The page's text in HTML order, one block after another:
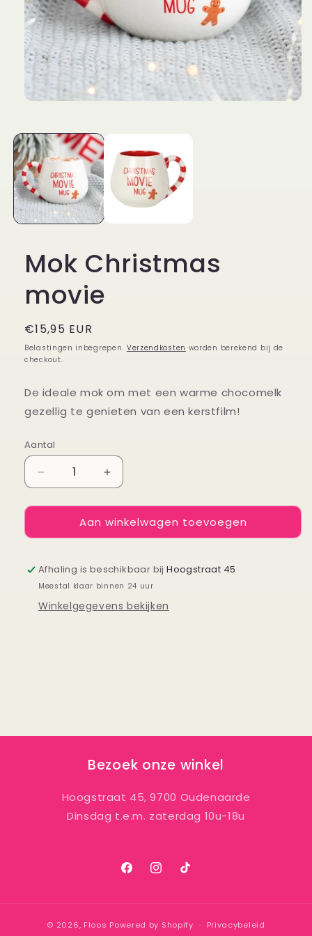
in
modaal
Mok Christmas
movie
Normale
prijs
€15,95 EUR
Belastingen inbegrepen. Verzendkosten worden berekend bij de
checkout.
De ideale mok om met een warme chocomelk
gezellig te genieten van een kerstfilm!
Aantal
Aantal
Aantal
verlagen
voor
Christmas
Aantal
verhogen
voor
Mok
Christmas
Aan winkelwagen toevoegen
Afhaling is beschikbaar bijHoogstraat 45
Meestal klaar binnen 24 uur
Winkelgegevens bekijken
Bezoek onze winkel
Hoogstraat 45, 9700 Oudenaarde
Dinsdag t.e.m. zaterdag 10u-18u
FacebookInstagram
TikTok
© 2026, Floos Powered by Shopify Privacybeleid